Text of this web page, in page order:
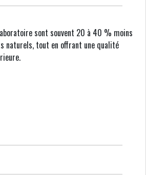
sont souvent 20 à 40 % moins
naturels, tout en offrant une qualité